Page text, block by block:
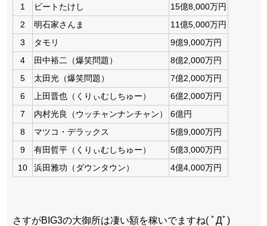
1
ビートたけし
15億8,000万円
2
明石家さんま
11億5,000万円
3
タモリ
9億9,000万円
4
田中裕二（爆笑問題）
8億2,000万円
5
太田光（爆笑問題）
7億2,000万円
6
上田晋也（くりぃむしちゅー）
6億2,000万円
7
内村光良（ウッチャンナンチャン）
6億円
8
マツコ・デラックス
5億9,000万円
9
有田哲平（くりぃむしちゅー）
5億3,000万円
10
浜田雅功（ダウンタウン） 4億4,000万円
さすがBIG3の大御所は凄い額を稼いでますね( ﾟДﾟ)